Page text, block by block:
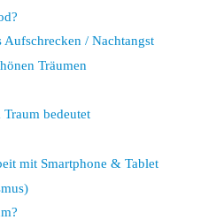
/ Nachtangst
Träumen
bedeutet
mit Smartphone & Tablet